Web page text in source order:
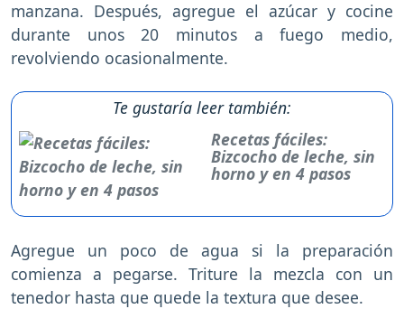
manzana. Después, agregue el azúcar y cocine
durante unos 20 minutos a fuego medio,
revolviendo ocasionalmente.
Te gustaría leer también:
Recetas fáciles:
Bizcocho de leche, sin
horno y en 4 pasos
Agregue un poco de agua si la preparación
comienza a pegarse. Triture la mezcla con un
tenedor hasta que quede la textura que desee.